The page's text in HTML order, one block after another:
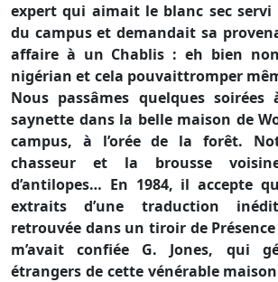
expert qui aimait le blanc sec
du campus et demandait sa
affaire à un Chablis : eh bien
nigérian et cela pouvaittromper
Nous passâmes quelques
saynette dans la belle maison de
campus, à l’orée de la forêt.
chasseur et la brousse
d’antilopes… En 1984, il accepte
extraits d’une traduction
retrouvée dans un tiroir de
m’avait confiée G. Jones, qui
étrangers de cette vénérable